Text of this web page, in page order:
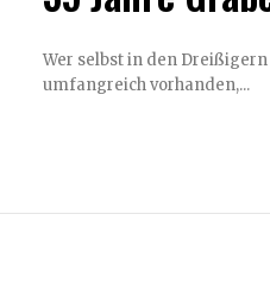
Wer selbst in den
umfangreich vorhanden,...